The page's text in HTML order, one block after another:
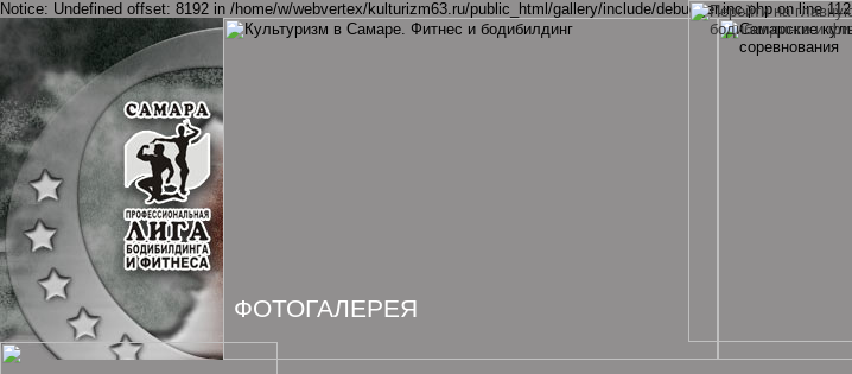
Notice: Undefined offset: 8192 in /home/w/webvertex/kulturizm63.ru/public_html/gallery/include/debugger.inc.php on line 112
ФОТОГАЛЕРЕЯ